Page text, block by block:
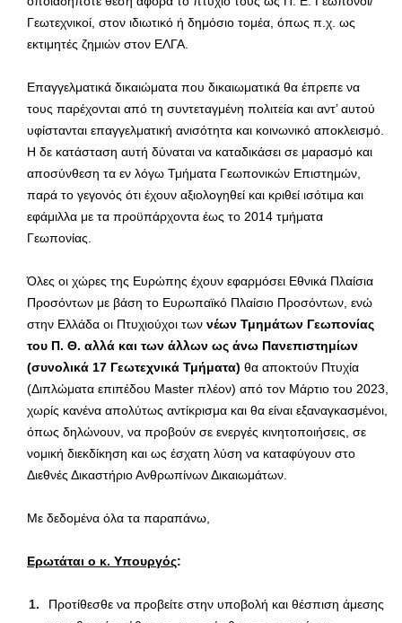
Γεωτεχνικοί, στον ιδιωτικό ή δημόσιο τομέα, όπως π.χ. ως
εκτιμητές ζημιών στον ΕΛΓΑ.
Επαγγελματικά δικαιώματα που δικαιωματικά θα έπρεπε να
τους παρέχονται από τη συντεταγμένη πολιτεία και αντ’ αυτού
υφίστανται επαγγελματική ανισότητα και κοινωνικό αποκλεισμό.
Η δε κατάσταση αυτή δύναται να καταδικάσει σε μαρασμό και
αποσύνθεση τα εν λόγω Τμήματα Γεωπονικών Επιστημών,
παρά το γεγονός ότι έχουν αξιολογηθεί και κριθεί ισότιμα και
εφάμιλλα με τα προϋπάρχοντα έως το 2014 τμήματα
Γεωπονίας.
Όλες οι χώρες της Ευρώπης έχουν εφαρμόσει Εθνικά Πλαίσια
Προσόντων με βάση το Ευρωπαϊκό Πλαίσιο Προσόντων, ενώ
στην Ελλάδα οι Πτυχιούχοι των νέων Τμημάτων Γεωπονίας
του Π. Θ. αλλά και των άλλων ως άνω Πανεπιστημίων
(συνολικά 17 Γεωτεχνικά Τμήματα) θα αποκτούν Πτυχία
(Διπλώματα επιπέδου Master πλέον) από τον Μάρτιο του 2023,
χωρίς κανένα απολύτως αντίκρισμα και θα είναι εξαναγκασμένοι,
όπως δηλώνουν, να προβούν σε ενεργές κινητοποιήσεις, σε
νομική διεκδίκηση και ως έσχατη λύση να καταφύγουν στο
Διεθνές Δικαστήριο Ανθρωπίνων Δικαιωμάτων.
Με δεδομένα όλα τα παραπάνω,
Ερωτάται ο κ. Υπουργός:
Προτίθεσθε να προβείτε στην υποβολή και θέσπιση άμεσης